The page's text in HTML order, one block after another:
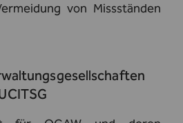
von Missständen